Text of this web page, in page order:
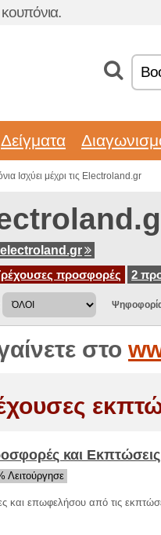
Δείγματα
Ισχύει μέχρι τις Electroland.gr
προσφορές
2
στο
και
Λειτούργησε
και επωφελήσου από τις